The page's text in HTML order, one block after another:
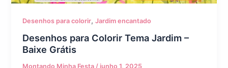
Desenhos para colorir,Jardim encantado
Desenhos para Colorir Tema Jardim –
Baixe Grátis
Montando Minha Festa/ junho 1, 2025